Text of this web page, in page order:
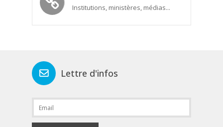
Institutions, ministères, médias...
Lettre d'infos